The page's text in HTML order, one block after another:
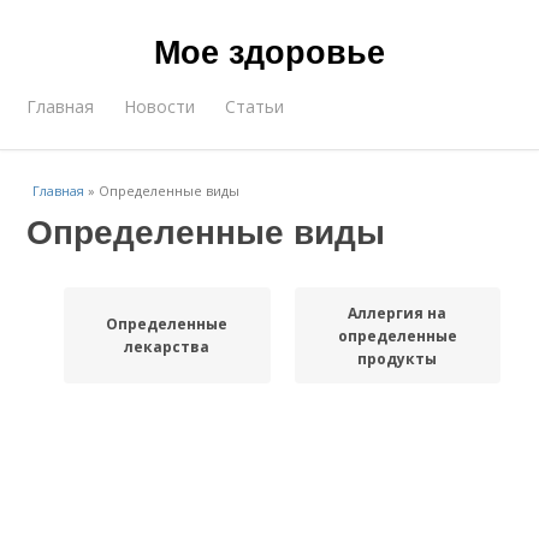
Мое здоровье
Главная Новости Статьи
Главная » Определенные виды
Определенные виды
Определенные
лекарства
Аллергия на
определенные
продукты